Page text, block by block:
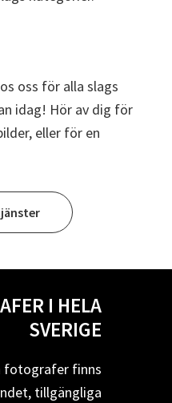
oss för alla slags
idag! Hör av dig för
eller för en
I HELA
SVERIGE
fotografer finns
tillgängliga